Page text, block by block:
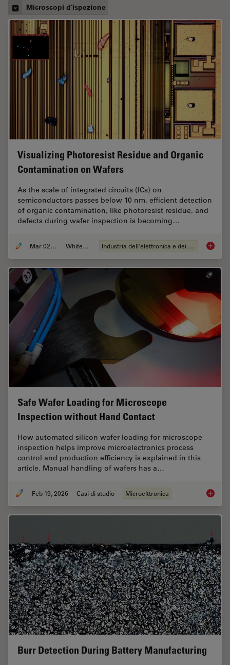
Microscopi d'ispezione
Visualizing Photoresist Residue and Organic
Contamination on Wafers
As the scale of integrated circuits (ICs) on
semiconductors passes below 10 nm, efficient detection
of organic contamination, like photoresist residue, and
defects during wafer inspection is becoming…
Mar 02, 2026 Whitepaper Industria dell'elettronica e dei semiconduttori
Safe Wafer Loading for Microscope
Inspection without Hand Contact
How automated silicon wafer loading for microscope
inspection helps improve microelectronics process
control and production efficiency is explained in this
article. Manual handling of wafers has a…
Feb 19, 2026 Casi di studio Microelttronica Safe
Burr Detection During Battery Manufacturing